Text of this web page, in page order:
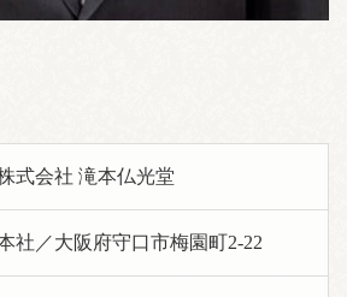
式会社 滝本仏光堂
社／大阪府守口市梅園町2-22